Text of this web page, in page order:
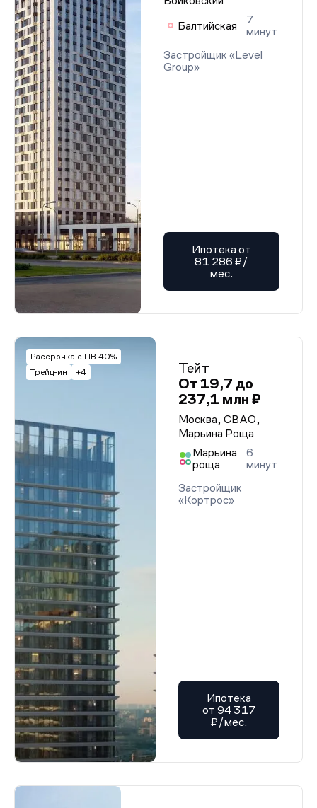
Балтийская
7
минут
Застройщик «Level
Group»
Ипотека от
81 286 ₽/
мес.
Рассрочка с ПВ 40%
Трейд-ин
+4
Тейт
От 19,7 до
237,1 млн ₽
Москва, СВАО,
Марьина Роща
Марьина
роща
6
минут
Застройщик
«Кортрос»
Ипотека
от 94 317
₽/мес.